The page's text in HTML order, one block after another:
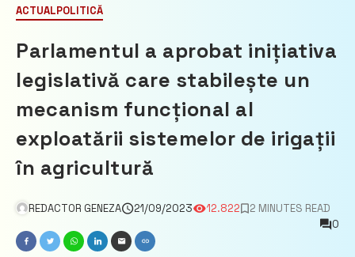
ACTUALPOLITICĂ
Parlamentul a aprobat inițiativa
legislativă care stabilește un
mecanism funcțional al
exploatării sistemelor de irigații
în agricultură
REDACTOR GENEZA 21/09/2023 12.822
2 MINUTES READ
0